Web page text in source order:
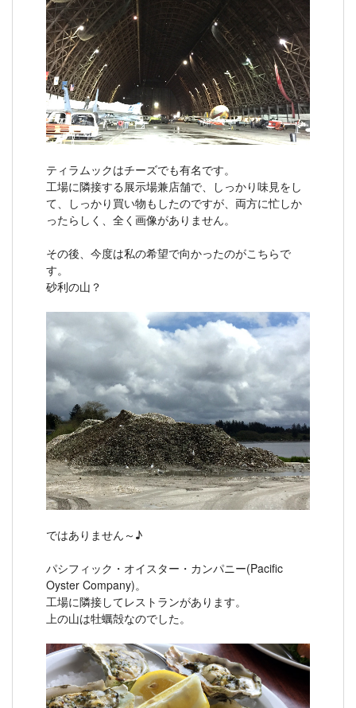
ティラムックはチーズでも有名です。
工場に隣接する展示場兼店舗で、しっかり味見をし
て、しっかり買い物もしたのですが、両方に忙しか
ったらしく、全く画像がありません。
その後、今度は私の希望で向かったのがこちらで
す。
砂利の山？
ではありません～♪
パシフィック・オイスター・カンパニー(Pacific
Oyster Company)。
工場に隣接してレストランがあります。
上の山は牡蠣殻なのでした。